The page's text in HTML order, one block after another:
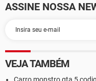
ASSINE NOSSA
VEJA TAMBÉM